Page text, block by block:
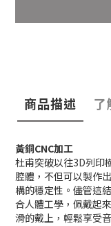
商品描述 了
黃銅CNC加工
杜甫突破以往3D列印
腔體，不但可以製作
構的穩定性。儘管這
合人體工學，佩戴起
滑的戴上，輕鬆享受